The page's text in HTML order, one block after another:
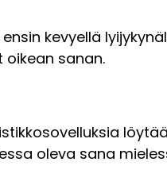
kevyellä
sanan.
oleva sana